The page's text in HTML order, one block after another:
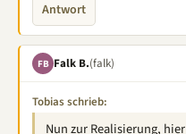
Antwort
FB Falk B.(falk)
Tobias schrieb:
Nun zur Realisierung,